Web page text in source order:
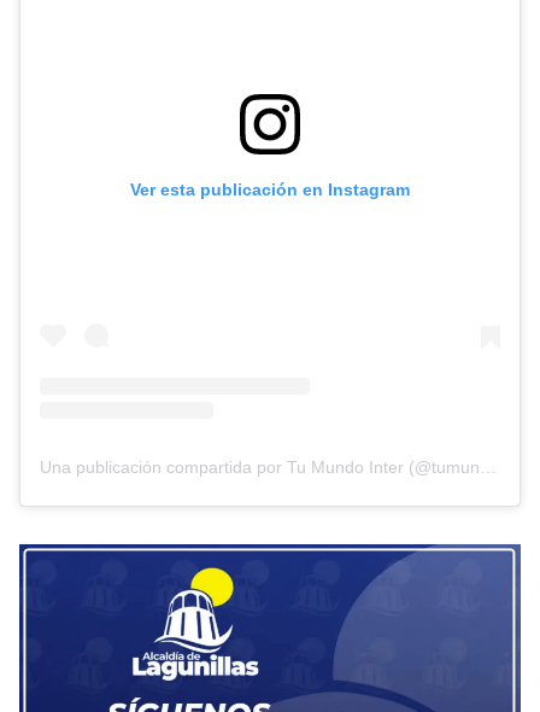
Ver esta publicación en Instagram
Una publicación compartida por Tu Mundo Inter (@tumundointer)